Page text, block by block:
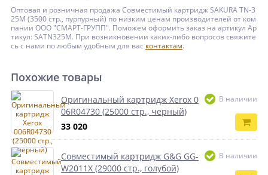
Оптовая и розничная продажа Совместимый картридж SAKURA TN-3
25M (3500 стр., пурпурный) по низким ценам производителей от ком
пании ООО "СМАРТ-ГРУПП". Поможем оформить заказ на артикул Ар
тикул: SATN325M. При возникновении каких-либо вопросов свяжите
сь с нами по любым удобным для вас контактам.
Похожие товары
Оригинальный картридж Xerox 0
06R04730 (25000 стр., черный)
33 020
В наличии
Совместимый картридж G&G GG-
W2011X (29000 стр., голубой)
В наличии